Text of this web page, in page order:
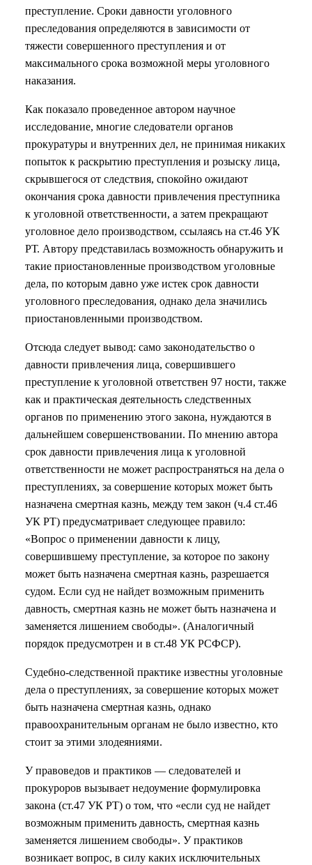
преступление. Сроки давности уголовного
преследования определяются в зависимости от
тяжести совершенного преступления и от
максимального срока возможной меры уголовного
наказания.
Как показало проведенное автором научное
исследование, многие следователи органов
прокуратуры и внутренних дел, не принимая никаких
попыток к раскрытию преступления и розыску лица,
скрывшегося от следствия, спокойно ожидают
окончания срока давности привлечения преступника
к уголовной ответственности, а затем прекращают
уголовное дело производством, ссылаясь на ст.46 УК
РТ. Автору представилась возможность обнаружить и
такие приостановленные производством уголовные
дела, по которым давно уже истек срок давности
уголовного преследования, однако дела значились
приостановленными производством.
Отсюда следует вывод: само законодательство о
давности привлечения лица, совершившего
преступление к уголовной ответствен 97 ности, также
как и практическая деятельность следственных
органов по применению этого закона, нуждаются в
дальнейшем совершенствовании. По мнению автора
срок давности привлечения лица к уголовной
ответственности не может распространяться на дела о
преступлениях, за совершение которых может быть
назначена смертная казнь, между тем закон (ч.4 ст.46
УК РТ) предусматривает следующее правило:
«Вопрос о применении давности к лицу,
совершившему преступление, за которое по закону
может быть назначена смертная казнь, разрешается
судом. Если суд не найдет возможным применить
давность, смертная казнь не может быть назначена и
заменяется лишением свободы». (Аналогичный
порядок предусмотрен и в ст.48 УК РСФСР).
Судебно-следственной практике известны уголовные
дела о преступлениях, за совершение которых может
быть назначена смертная казнь, однако
правоохранительным органам не было известно, кто
стоит за этими злодеяниями.
У правоведов и практиков — следователей и
прокуроров вызывает недоумение формулировка
закона (ст.47 УК РТ) о том, что «если суд не найдет
возможным применить давность, смертная казнь
заменяется лишением свободы». У практиков
возникает вопрос, в силу каких исключительных